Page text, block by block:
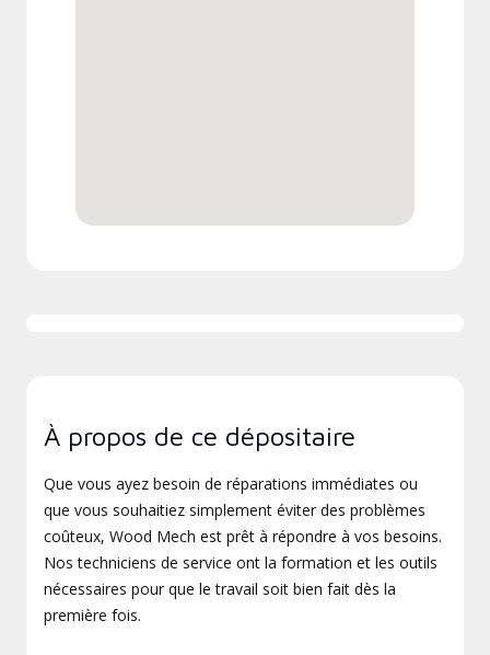
À propos de ce dépositaire
Que vous ayez besoin de réparations immédiates ou
que vous souhaitiez simplement éviter des problèmes
coûteux, Wood Mech est prêt à répondre à vos besoins.
Nos techniciens de service ont la formation et les outils
nécessaires pour que le travail soit bien fait dès la
première fois.